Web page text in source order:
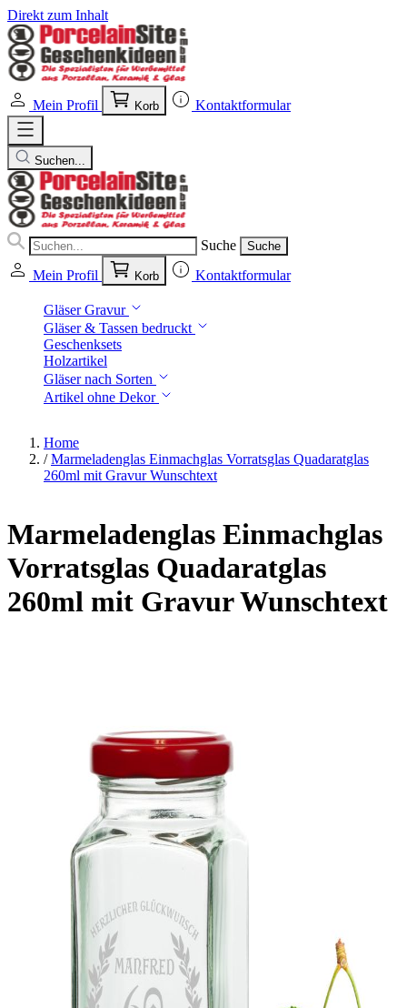
Direkt zum Inhalt
Mein Profil Korb Kontaktformular
Suchen...
Suche Suche
Mein Profil Korb Kontaktformular
Gläser Gravur
Gläser & Tassen bedruckt
Geschenksets
Holzartikel
Gläser nach Sorten
Artikel ohne Dekor
Home
/ Marmeladenglas Einmachglas Vorratsglas Quadaratglas
260ml mit Gravur Wunschtext
Marmeladenglas Einmachglas
Vorratsglas Quadaratglas
260ml mit Gravur Wunschtext